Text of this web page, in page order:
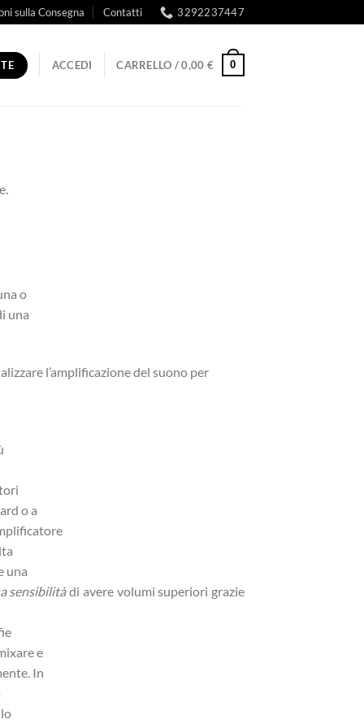
sulla Consegna Contatti 3292237447
ACCEDI CARRELLO /0,00 € 0
o
una
l’amplificazione del suono per
o a
una
sensibilitàdi avere volumi superiori grazie
e
In